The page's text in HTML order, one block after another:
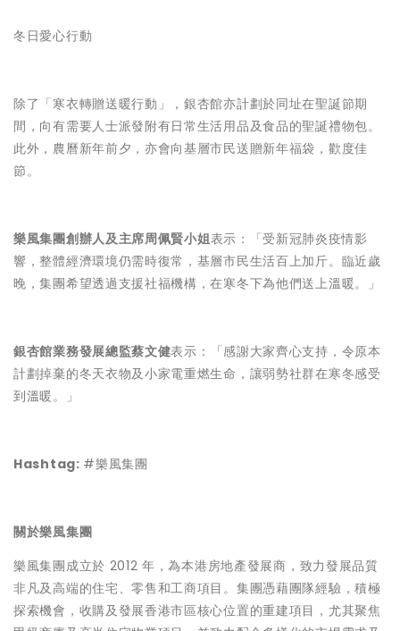
冬日愛心行動
除了「寒衣轉贈送暖行動」，銀杏館亦計劃於同址在聖誕節期
間，向有需要人士派發附有日常生活用品及食品的聖誕禮物包。
此外，農曆新年前夕，亦會向基層市民送贈新年福袋，歡度佳
節。
樂風集團創辦人及主席周佩賢小姐表示：「受新冠肺炎疫情影
響，整體經濟環境仍需時復常，基層市民生活百上加斤。臨近歲
晚，集團希望透過支援社福機構，在寒冬下為他們送上溫暖。」
銀杏館業務發展總監蔡文健表示：「感謝大家齊心支持，令原本
計劃掉棄的冬天衣物及小家電重燃生命，讓弱勢社群在寒冬感受
到溫暖。」
Hashtag: #樂風集團
關於樂風集團
樂風集團成立於 2012 年，為本港房地產發展商，致力發展品質
非凡及高端的住宅、零售和工商項目。集團憑藉團隊經驗，積極
探索機會，收購及發展香港市區核心位置的重建項目，尤其聚焦